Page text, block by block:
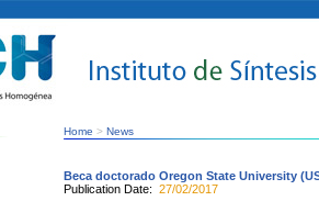
Home > News
Beca doctorado Oregon State University
Publication Date: 27/02/2017